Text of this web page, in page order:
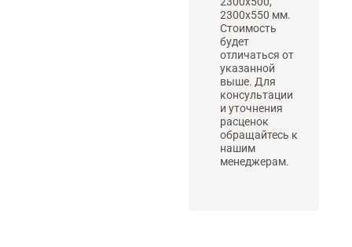
2300х550 мм.
Стоимость
будет
отличаться от
указанной
выше. Для
консультации
и уточнения
расценок
обращайтесь к
нашим
менеджерам.